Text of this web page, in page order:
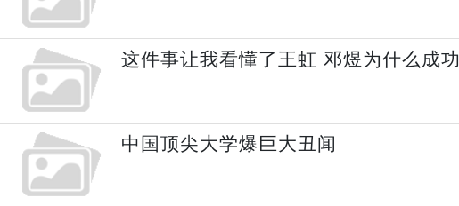
这件事让我看懂了王虹 邓煜为什么成功
中国顶尖大学爆巨大丑闻